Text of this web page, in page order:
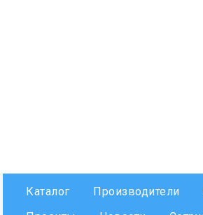
Каталог Производители